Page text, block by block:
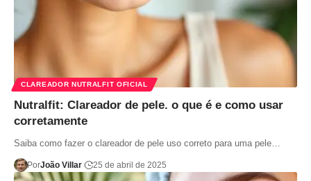
CLAREADOR NUTRALFIT OFICIAL
Nutralfit: Clareador de pele. o que é e como usar
corretamente
Saiba como fazer o clareador de pele uso correto para uma pele…
PorJoão Villar 25 de abril de 2025